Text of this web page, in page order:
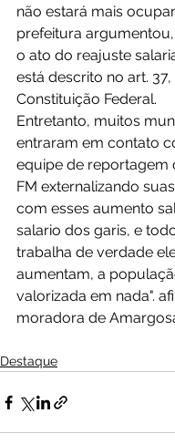
não estará mais
prefeitura
o ato do reajuste
está descrito no art. 37,
Constituição Federal.
Entretanto, muitos
entraram em contato
equipe de reportagem
FM externalizando
com esses aumento
salario dos garis, e
trabalha de verdade
aumentam, a
valorizada em nada".
moradora de
Destaque